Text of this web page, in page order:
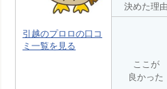
引越のプロロの口コ
ミ一覧を見る
決めた理
ここが
良かった